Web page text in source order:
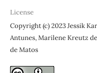
License
Copyright (c) 2023 Jessik
Antunes, Marilene Kreutz
de Matos